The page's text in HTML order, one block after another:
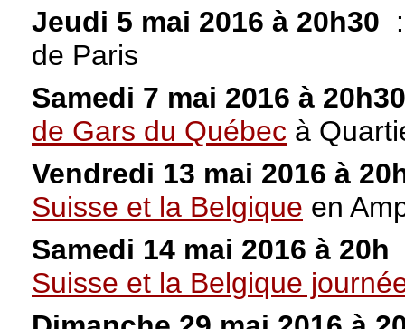
Jeudi 5 mai 2016 à 20h30
de Paris
Samedi 7 mai 2016 à
de Gars du Québec à
Vendredi 13 mai 2016 à
Suisse et la Belgique en
Samedi 14 mai 2016 à 20h
Suisse et la Belgique